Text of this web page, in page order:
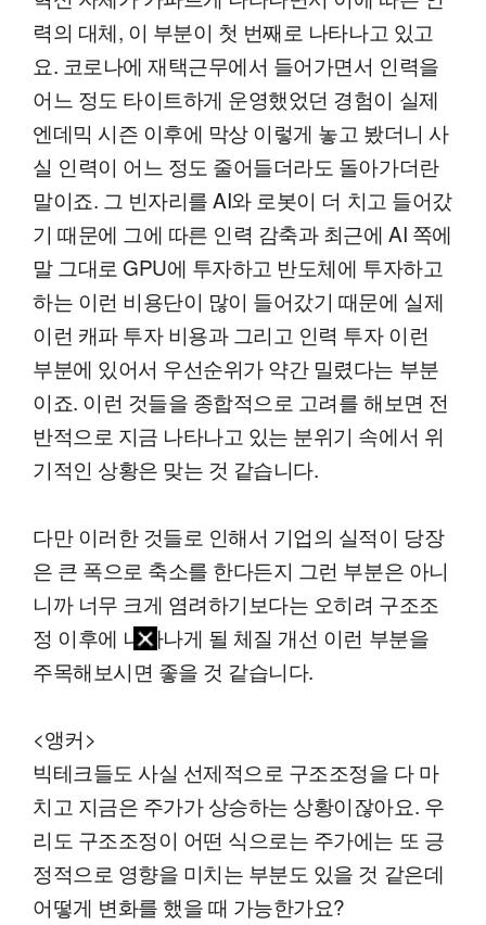
력의 대체, 이 부분이 첫 번째로 나타나고 있고
요. 코로나에 재택근무에서 들어가면서 인력을
어느 정도 타이트하게 운영했었던 경험이 실제
엔데믹 시즌 이후에 막상 이렇게 놓고 봤더니 사
실 인력이 어느 정도 줄어들더라도 돌아가더란
말이죠. 그 빈자리를 AI와 로봇이 더 치고 들어갔
기 때문에 그에 따른 인력 감축과 최근에 AI 쪽에
말 그대로 GPU에 투자하고 반도체에 투자하고
하는 이런 비용단이 많이 들어갔기 때문에 실제
이런 캐파 투자 비용과 그리고 인력 투자 이런
부분에 있어서 우선순위가 약간 밀렸다는 부분
이죠. 이런 것들을 종합적으로 고려를 해보면 전
반적으로 지금 나타나고 있는 분위기 속에서 위
기적인 상황은 맞는 것 같습니다.
다만 이러한 것들로 인해서 기업의 실적이 당장
은 큰 폭으로 축소를 한다든지 그런 부분은 아니
니까 너무 크게 염려하기보다는 오히려 구조조
정 이후에 나타나게 될 체질 개선 이런 부분을
주목해보시면 좋을 것 같습니다.
<앵커>
빅테크들도 사실 선제적으로 구조조정을 다 마
치고 지금은 주가가 상승하는 상황이잖아요. 우
리도 구조조정이 어떤 식으로는 주가에는 또 긍
정적으로 영향을 미치는 부분도 있을 것 같은데
어떻게 변화를 했을 때 가능한가요?